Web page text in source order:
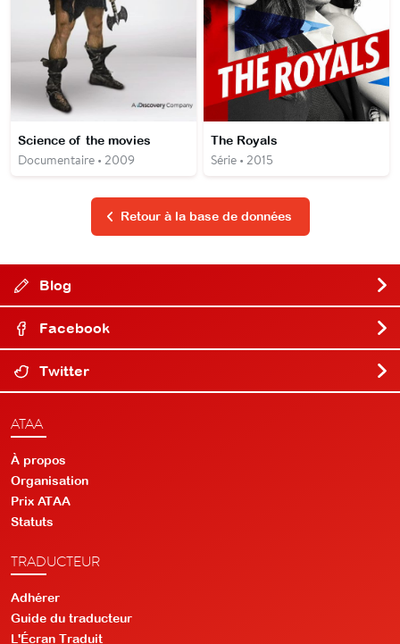
Science of the movies
Documentaire • 2009
The Royals
Série • 2015
Retour à la base de données
Blog
Facebook
Twitter
ATAA
À propos
Organisation
Prix ATAA
Statuts
TRADUCTEUR
Adhérer
Guide du traducteur
L'Écran Traduit